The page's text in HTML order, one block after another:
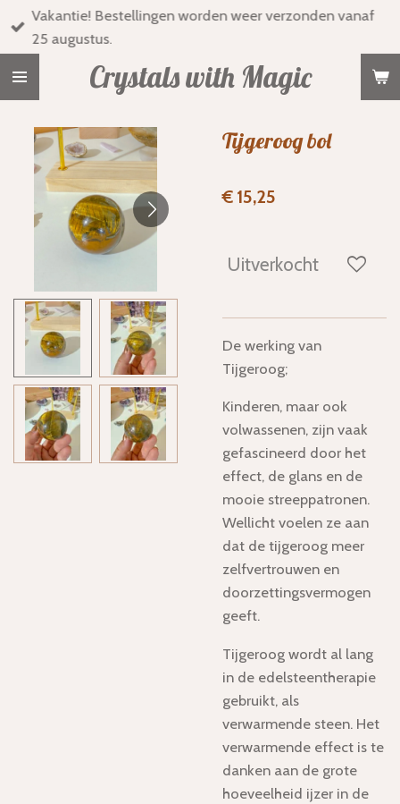
Ga
direct
Crystals with Magic
Vakantie! Bestellingen worden weer verzonden vanaf
25 augustus.
Tijgeroog bol
€ 15,25
Uitverkocht
De werking van
Tijgeroog;
Kinderen, maar ook
volwassenen, zijn vaak
gefascineerd door het
effect, de glans en de
mooie streeppatronen.
Wellicht voelen ze aan
dat de tijgeroog meer
zelfvertrouwen en
doorzettingsvermogen
geeft.
Tijgeroog wordt al lang
in de edelsteentherapie
gebruikt, als
verwarmende steen. Het
verwarmende effect is te
danken aan de grote
hoeveelheid ijzer in de